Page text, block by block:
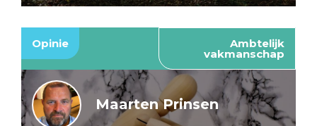
Opinie Ambtelijk
vakmanschap
Maarten Prinsen